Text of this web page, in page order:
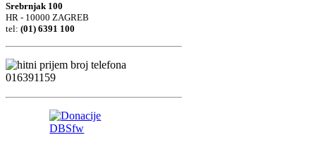
Srebrnjak 100
HR - 10000 ZAGREB
tel: (01) 6391 100